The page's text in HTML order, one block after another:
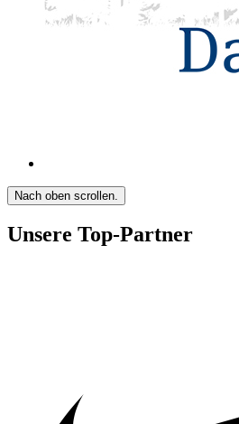
Nach oben scrollen.
Unsere Top-Partner